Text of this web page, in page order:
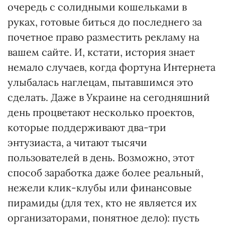
очередь с солидными кошельками в
руках, готовые биться до последнего за
почетное право разместить рекламу на
вашем сайте. И, кстати, история знает
немало случаев, когда фортуна Интернета
улыбалась наглецам, пытавшимся это
сделать. Даже в Украине на сегодняшний
день процветают несколько проектов,
которые поддерживают два-три
энтузиаста, а читают тысячи
пользователей в день. Возможно, этот
способ заработка даже более реальный,
нежели клик-клубы или финансовые
пирамиды (для тех, кто не является их
организаторами, понятное дело): пусть